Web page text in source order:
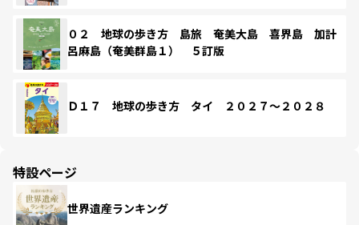
０２ 地球の歩き方 島旅 奄美大島 喜界島 加計
呂麻島（奄美群島１） ５訂版
Ｄ１７ 地球の歩き方 タイ ２０２７～２０２８
特設ページ
世界遺産ランキング